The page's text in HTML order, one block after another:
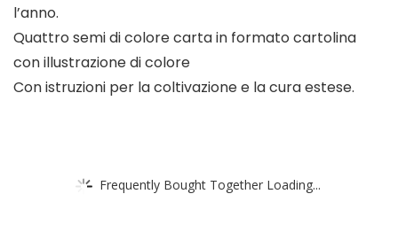
l’anno.
Quattro semi di colore carta in formato cartolina
con illustrazione di colore
Con istruzioni per la coltivazione e la cura estese.
Frequently Bought Together Loading...